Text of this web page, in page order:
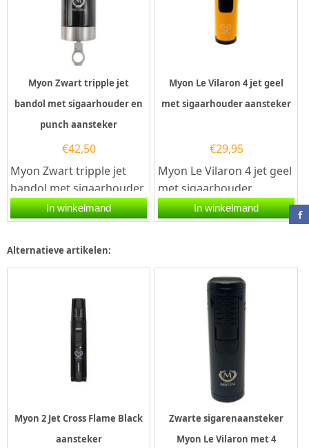
Myon Zwart tripple jet
bandol met sigaarhouder en
punch aansteker
€42,50
Myon Zwart tripple jet
bandol met sigaarhouder
en punch aansteker.De
Myon Zwart tripple jet
In winkelmand
Myon Le Vilaron 4 jet geel
met sigaarhouder aansteker
€29,95
Myon Le Vilaron 4 jet geel
met sigaarhouder
aansteker.De Myon Le
Vilaron 4 jet geel met...
In winkelmand
Alternatieve artikelen:
Myon 2 Jet Cross Flame Black
aansteker
Zwarte sigarenaansteker
Myon Le Vilaron met 4